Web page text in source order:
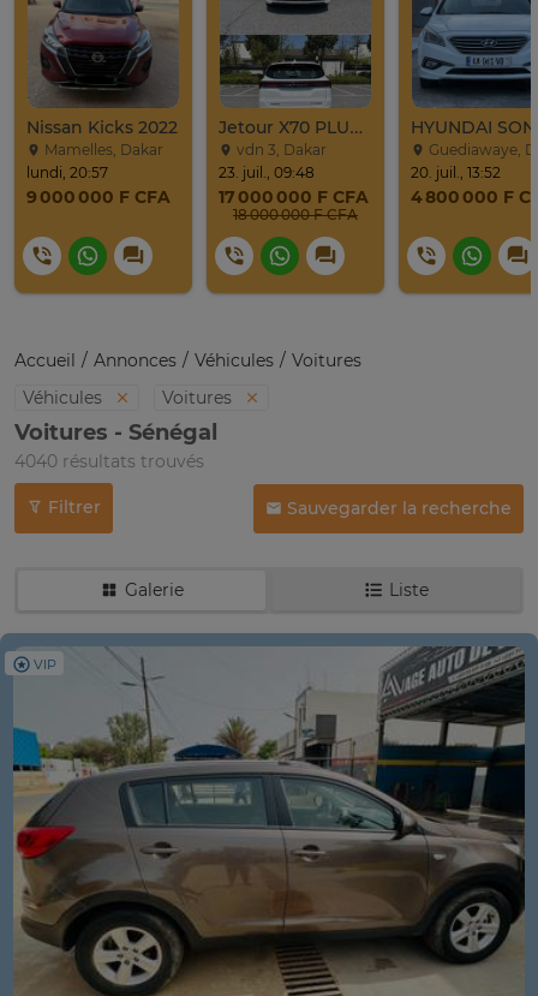
Nissan Kicks 2022
Mamelles, Dakar
lundi, 20:57
9 000 000 F CFA
Jetour X70 PLUS 2024
vdn 3, Dakar
23. juil., 09:48
17 000 000 F CFA
18 000 000 F CFA
Guediawaye,
20. juil., 13:52
4 800 000 F
Accueil Annonces Véhicules
Voitures
Véhicules
Voitures
Voitures - Sénégal
4040 résultats trouvés
Filtrer Sauvegarder la recherche
Galerie Liste
VIP